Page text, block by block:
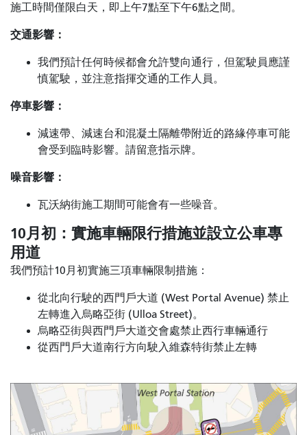
施工時間僅限白天，即上午7點至下午6點之間。
交通影響：
我們預計任何時候都會允許雙向通行，但駕駛員應謹
慎駕駛，並注意指揮交通的工作人員。
停車影響：
減速帶、減速台和混凝土隔離帶附近的路緣停車可能
會受到臨時影響。請留意指示牌。
噪音影響：
瓦沃納街施工期間可能會有一些噪音。
10月初：實施車輛限行措施並設立公車專
用道
我們預計10月初實施三項車輛限制措施：
從北向行駛的西門戶大道 (West Portal Avenue) 禁止
左轉進入烏略亞街 (Ulloa Street)。
烏略亞街與西門戶大道交會處禁止西行車輛通行
從西門戶大道南行方向駛入維森特街禁止左轉